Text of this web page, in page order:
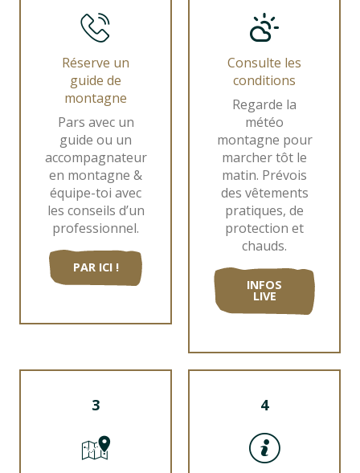
Réserve un
guide de
montagne
Pars avec un
guide ou un
accompagnateur
en montagne &
équipe-toi avec
les conseils d’un
professionnel.
PAR ICI !
Consulte les
conditions
Regarde la
météo
montagne pour
marcher tôt le
matin. Prévois
des vêtements
pratiques, de
protection et
chauds.
INFOS
LIVE
3 4